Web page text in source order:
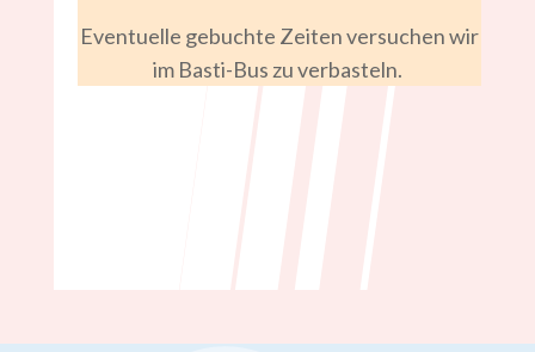
Eventuelle gebuchte Zeiten versuchen wir
im Basti-Bus zu verbasteln.